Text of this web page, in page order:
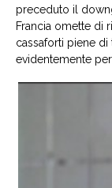
preceduto il
Francia omette di
cassaforti piene
evidentemente